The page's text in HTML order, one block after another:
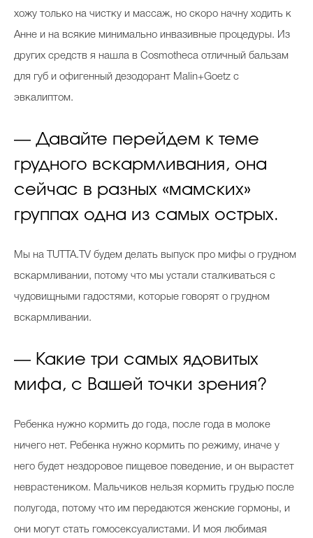
хожу только на чистку и массаж, но скоро начну ходить к
Анне и на всякие минимально инвазивные процедуры. Из
других средств я нашла в Cosmotheca отличный бальзам
для губ и офигенный дезодорант Malin+Goetz с
эвкалиптом.
— Давайте перейдем к теме
грудного вскармливания, она
сейчас в разных «мамских»
группах одна из самых острых.
Мы на TUTTA.TV будем делать выпуск про мифы о грудном
вскармливании, потому что мы устали сталкиваться с
чудовищными гадостями, которые говорят о грудном
вскармливании.
— Какие три самых ядовитых
мифа, с Вашей точки зрения?
Ребенка нужно кормить до года, после года в молоке
ничего нет. Ребенка нужно кормить по режиму, иначе у
него будет нездоровое пищевое поведение, и он вырастет
неврастеником. Мальчиков нельзя кормить грудью после
полугода, потому что им передаются женские гормоны, и
они могут стать гомосексуалистами. И моя любимая